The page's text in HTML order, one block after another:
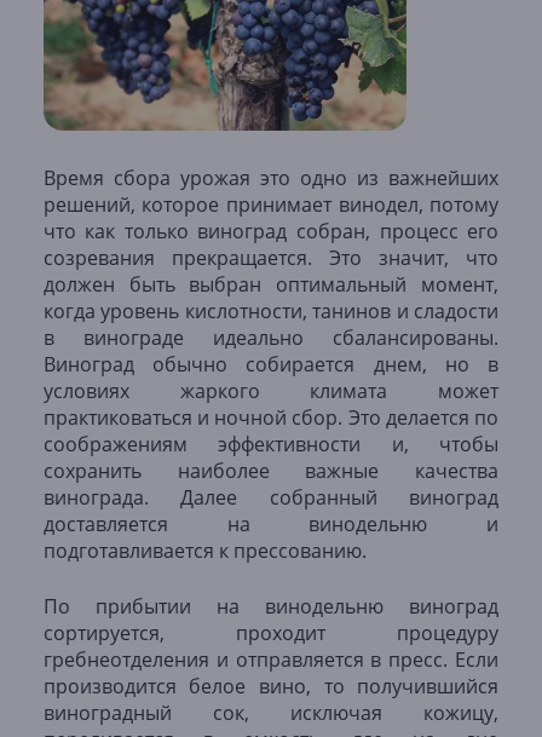
Время сбора урожая это одно из важнейших
решений, которое принимает винодел, потому
что как только виноград собран, процесс его
созревания прекращается. Это значит, что
должен быть выбран оптимальный момент,
когда уровень кислотности, танинов и сладости
в винограде идеально сбалансированы.
Виноград обычно собирается днем, но в
условиях жаркого климата может
практиковаться и ночной сбор. Это делается по
соображениям эффективности и, чтобы
сохранить наиболее важные качества
винограда. Далее собранный виноград
доставляется на винодельню и
подготавливается к прессованию.
По прибытии на винодельню виноград
сортируется, проходит процедуру
гребнеотделения и отправляется в пресс. Если
производится белое вино, то получившийся
виноградный сок, исключая кожицу,